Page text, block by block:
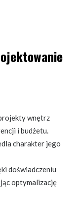
wnętrz
i budżetu.
charakter jego
doświadczeniu
optymalizację